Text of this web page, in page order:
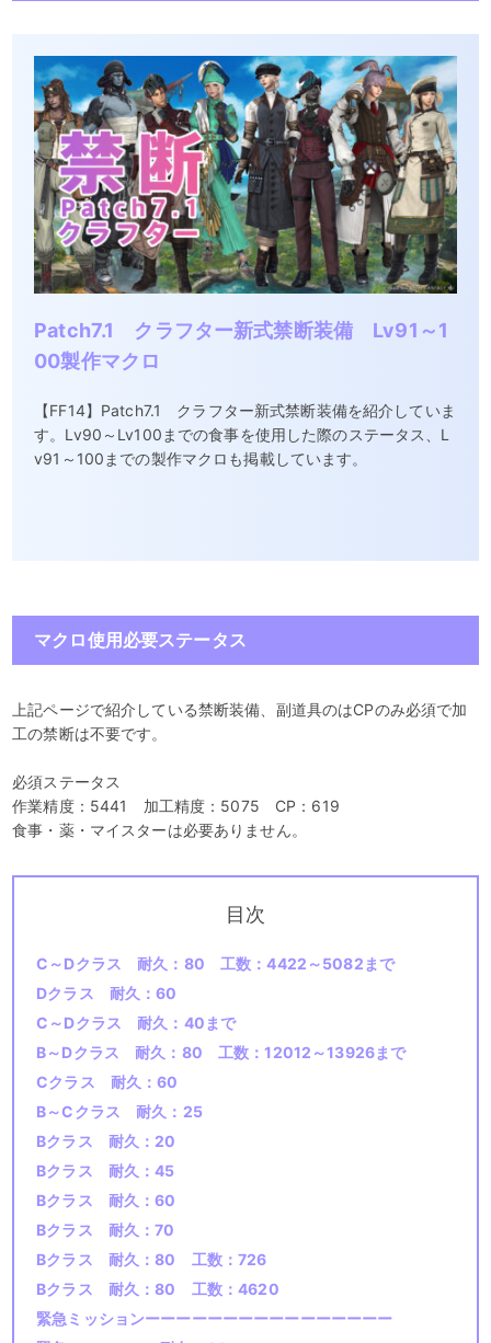
Patch7.1 クラフター新式禁断装備 Lv91～1
00製作マクロ
【FF14】Patch7.1 クラフター新式禁断装備を紹介していま
す。Lv90～Lv100までの食事を使用した際のステータス、L
v91～100までの製作マクロも掲載しています。
マクロ使用必要ステータス
上記ページで紹介している禁断装備、副道具のはCPのみ必須で加
工の禁断は不要です。
必須ステータス
作業精度：5441 加工精度：5075 CP：619
食事・薬・マイスターは必要ありません。
目次
C～Dクラス 耐久：80 工数：4422～5082まで
Dクラス 耐久：60
C～Dクラス 耐久：40まで
B～Dクラス 耐久：80 工数：12012～13926まで
Cクラス 耐久：60
B～Cクラス 耐久：25
Bクラス 耐久：20
Bクラス 耐久：45
Bクラス 耐久：60
Bクラス 耐久：70
Bクラス 耐久：80 工数：726
Bクラス 耐久：80 工数：4620
緊急ミッションーーーーーーーーーーーーーーーー